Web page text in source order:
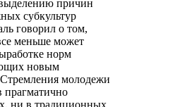
причин
субкультур
говорил о том,
меньше может
норм
новым
молодежи
прагматично
ни в традиционных